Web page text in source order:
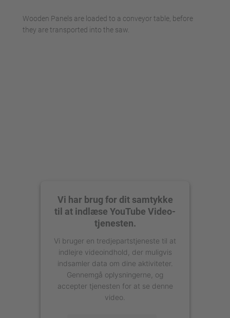
Management Platform
Wooden Panels are loaded to a conveyor table, before
they are transported into the saw.
Vi har brug for dit samtykke
til at indlæse YouTube Video-
tjenesten.
Vi bruger en tredjepartstjeneste til at
indlejre videoindhold, der muligvis
indsamler data om dine aktiviteter.
Gennemgå oplysningerne, og
accepter tjenesten for at se denne
video.